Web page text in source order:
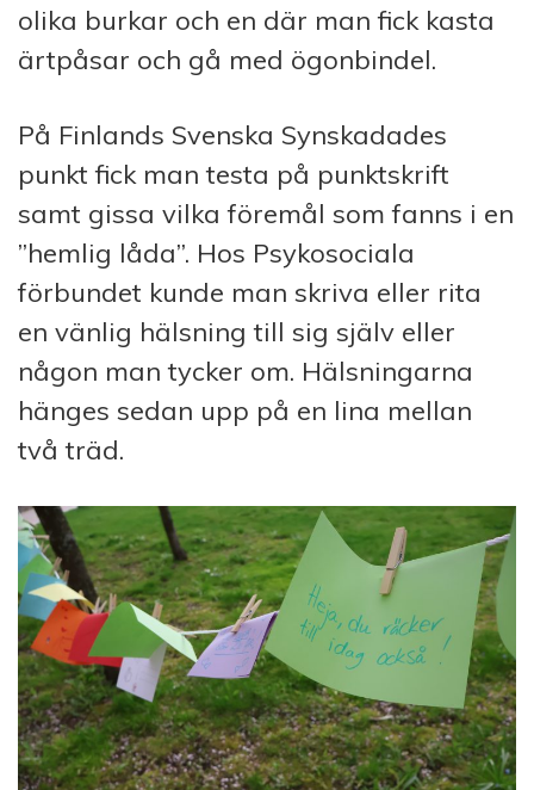
olika burkar och en där man fick kasta
ärtpåsar och gå med ögonbindel.
På Finlands Svenska Synskadades
punkt fick man testa på punktskrift
samt gissa vilka föremål som fanns i en
”hemlig låda”. Hos Psykosociala
förbundet kunde man skriva eller rita
en vänlig hälsning till sig själv eller
någon man tycker om. Hälsningarna
hänges sedan upp på en lina mellan
två träd.